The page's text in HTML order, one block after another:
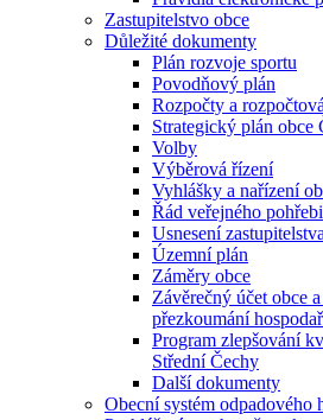
Zastupitelstvo obce
Důležité dokumenty
Plán rozvoje sportu
Povodňový plán
Rozpočty a
Strategický plán obce
Volby
Výběrová řízení
Vyhlášky a nařízení
Řád veřejného
Usnesení zastupitelstva
Územní plán
Záměry obce
Závěrečný účet obce
přezkoumání
Program zlepšování
Střední Čechy
Další dokumenty
Obecní systém odpadového